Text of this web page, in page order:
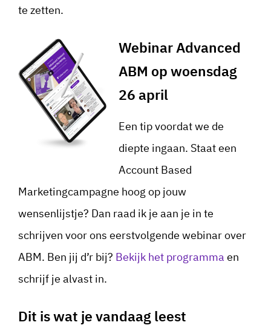
te zetten.
Webinar Advanced
ABM op woensdag
26 april
Een tip voordat we de
diepte ingaan. Staat een
Account Based
Marketingcampagne hoog op jouw
wensenlijstje? Dan raad ik je aan je in te
schrijven voor ons eerstvolgende webinar over
ABM. Ben jij d’r bij? Bekijk het programma en
schrijf je alvast in.
Dit is wat je vandaag leest